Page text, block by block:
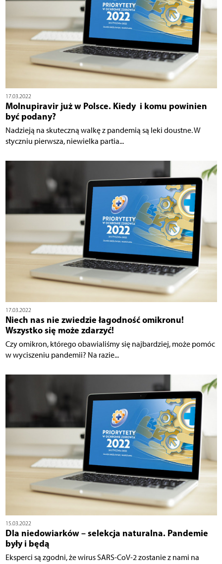
17.03.2022
Molnupiravir już w Polsce. Kiedy i komu powinien
być podany?
Nadzieją na skuteczną walkę z pandemią są leki doustne. W
styczniu pierwsza, niewielka partia...
17.03.2022
Niech nas nie zwiedzie łagodność omikronu!
Wszystko się może zdarzyć!
Czy omikron, którego obawialiśmy się najbardziej, może pomóc
w wyciszeniu pandemii? Na razie...
15.03.2022
Dla niedowiarków – selekcja naturalna. Pandemie
były i będą
Eksperci są zgodni, że wirus SARS-CoV-2 zostanie z nami na